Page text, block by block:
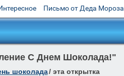
Письмо от Деда Мороза
С Днем Шоколада!"
шоколада/ эта открытка